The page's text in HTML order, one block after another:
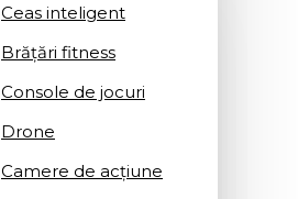
Ceas inteligent
Brățări fitness
Console de jocuri
Drone
Camere de acțiune